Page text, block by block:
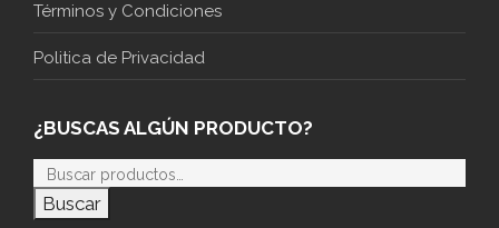
Términos y Condiciones
Politica de Privacidad
¿BUSCAS ALGÚN PRODUCTO?
Buscar